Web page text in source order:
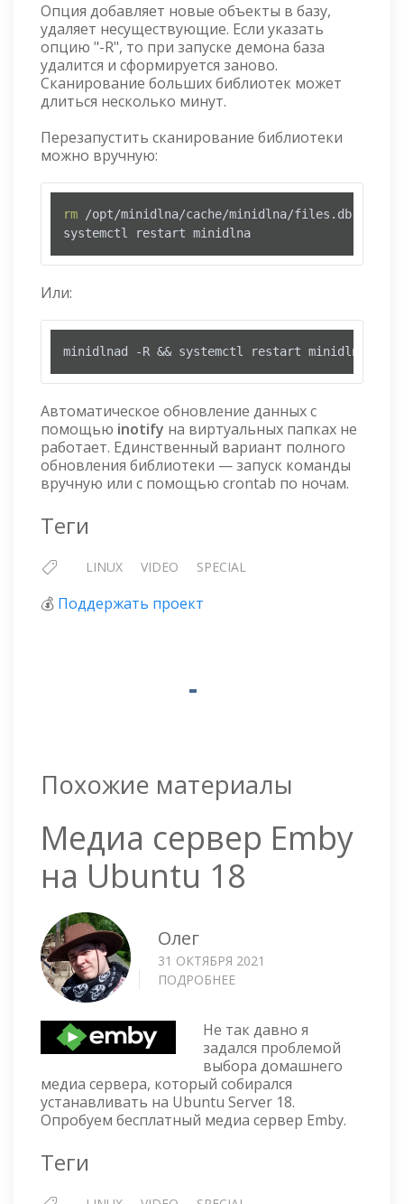
Опция добавляет новые объекты в базу,
удаляет несуществующие. Если указать
опцию "-R", то при запуске демона база
удалится и сформируется заново.
Сканирование больших библиотек может
длиться несколько минут.
Перезапустить сканирование библиотеки
можно вручную:
rm /opt/minidlna/cache/minidlna/files.db
systemctl restart minidlna
Или:
minidlnad -R && systemctl restart minidlna
Автоматическое обновление данных с
помощью inotify на виртуальных папках не
работает. Единственный вариант полного
обновления библиотеки — запуск команды
вручную или с помощью crontab по ночам.
Теги
LINUX VIDEO SPECIAL
💰 Поддержать проект
Похожие материалы
Медиа сервер Emby
на Ubuntu 18
Олег
31 ОКТЯБРЯ 2021
ПОДРОБНЕЕ
EMBY
НА
UBUNTU
18
Не так давно я
задался проблемой
выбора домашнего
медиа сервера, который собирался
устанавливать на Ubuntu Server 18.
Опробуем бесплатный медиа сервер Emby.
Теги